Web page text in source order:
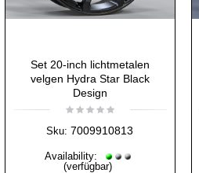
Set 20-inch lichtmetalen
velgen Hydra Star Black
Design
Sku: 7009910813
Availability:
(verfügbar)